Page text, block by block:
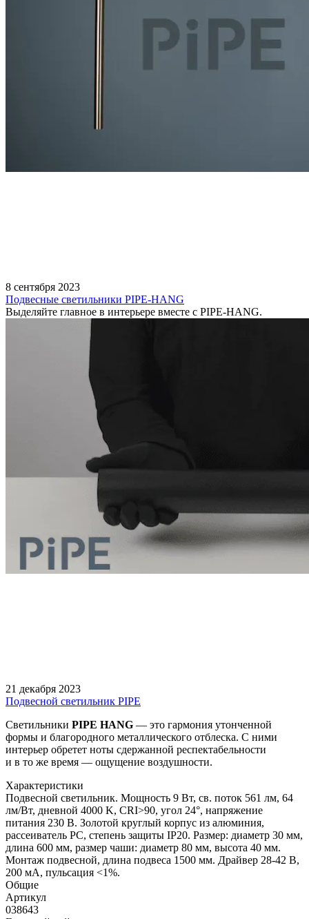
8 сентября 2023
Подвесные светильники PIPE-HANG
Выделяйте главное в интерьере вместе с PIPE-HANG.
21 декабря 2023
Подвесной светильник PIPE
Светильники PIPE HANG — это гармония утонченной
формы и благородного металлического отблеска. С ними
интерьер обретет ноты сдержанной респектабельности
и в то же время — ощущение воздушности.
Характеристики
Подвесной светильник. Мощность 9 Вт, св. поток 561 лм, 64
лм/Вт, дневной 4000 K, CRI>90, угол 24°, напряжение
питания 230 В. Золотой круглый корпус из алюминия,
рассеиватель PC, степень защиты IP20. Размер: диаметр 30 мм,
длина 600 мм, размер чаши: диаметр 80 мм, высота 40 мм.
Монтаж подвесной, длина подвеса 1500 мм. Драйвер 28-42 В,
200 мА, пульсация <1%.
Общие
Артикул
038643